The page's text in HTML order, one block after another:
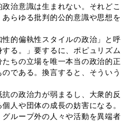
治意識は生まれない。それどこ
あらゆる批判的公的意識や思想を
性的偏執性スタイルの政治」と呼
る。」要するに、ポピュリズム
たちの立場を唯一本当の政治的正
である。換言すると、そういう
の政治力が弱まるし、大衆的反
人や団体の成長の妨害になる。
ループ外の人々や活動を異端者